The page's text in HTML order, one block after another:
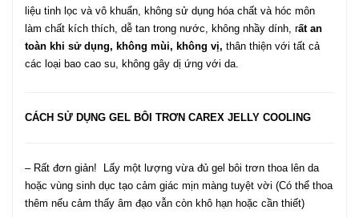
liệu tinh lọc và vô khuẩn, không sử dụng hóa chất và hóc môn
làm chất kích thích, dễ tan trong nước, không nhầy dính, rất an
toàn khi sử dụng, không mùi, không vị, thân thiện với tất cả
các loại bao cao su, không gây dị ứng với da.
CÁCH SỬ DỤNG GEL BÔI TRƠN CAREX JELLY COOLING
– Rất đơn giản! Lấy một lượng vừa đủ gel bôi trơn thoa lên da
hoặc vùng sinh dục tạo cảm giác mịn màng tuyệt vời (Có thể thoa
thêm nếu cảm thấy âm đạo vẫn còn khô hạn hoặc cần thiết)